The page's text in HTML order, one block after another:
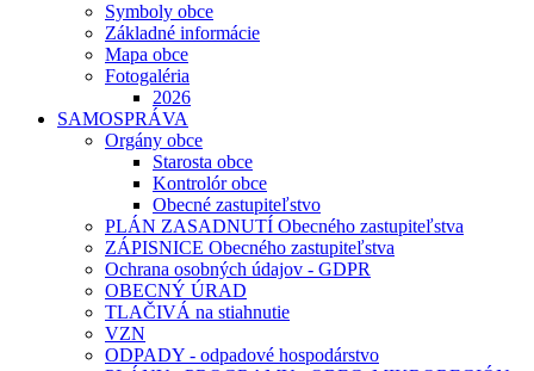
Symboly obce
Základné informácie
Mapa obce
Fotogaléria
2026
SAMOSPRÁVA
Orgány obce
Starosta obce
Kontrolór obce
Obecné zastupiteľstvo
PLÁN ZASADNUTÍ Obecného zastupiteľstva
ZÁPISNICE Obecného zastupiteľstva
Ochrana osobných údajov - GDPR
OBECNÝ ÚRAD
TLAČIVÁ na stiahnutie
VZN
ODPADY - odpadové hospodárstvo